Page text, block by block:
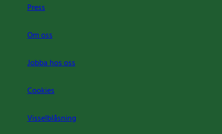
Press
Om oss
Jobba hos oss
Cookies
Visselblåsning